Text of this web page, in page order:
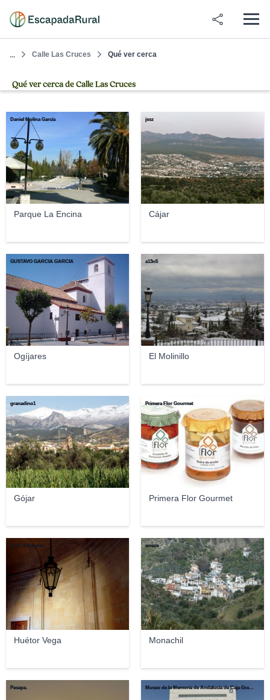
... Calle Las Cruces Qué ver cerca
Qué ver cerca de Calle Las Cruces
Parque La Encina
Daniel Molina García
Cájar
jssz
Ogíjares
GUSTAVO GARCIA GARCIA
El Molinillo
a13n5
Gójar
granadino1
Primera Flor Gourmet
Primera Flor Gourmet
Huétor Vega
K. H. Johansen
Monachil
errece
Pasapa. Museo de la Memoria de Andalucía de Caja Granada